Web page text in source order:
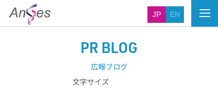
JP EN
PR BLOG
広報ブログ
文字サイズ